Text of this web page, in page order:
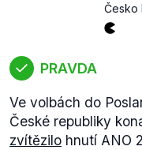
Česko
PRAVDA
Ve volbách do
České republiky
zvítězilo hnutí ANO